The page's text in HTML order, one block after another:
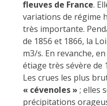
fleuves de France.
variations de régime
très importante.
de 1856 et 1866, la
m3/s. En revanche,
étiage très sévère de
Les crues les plus
« cévenoles » ; elles
précipitations